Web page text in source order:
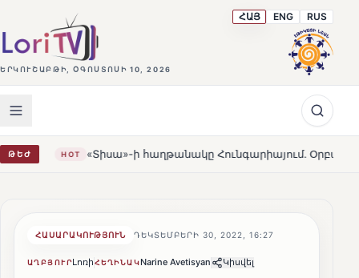
ԵՐԿՈՒՇԱԲԹԻ, ՕԳՈՍՏՈՍԻ 10, 2026
ՀԱՅ ENG RUS
ԹԵԺ ի հաղթանակը Հունգարիայում․ Օրբանն ընդունեց
ՀԱՍԱՐԱԿՈՒԹՅՈՒՆ ԴԵԿՏԵՄԲԵՐԻ 30, 2022, 16:27
ԱՂԲՅՈՒՐԼոռիՀԵՂԻՆԱԿNarine Avetisyan Կիսվել